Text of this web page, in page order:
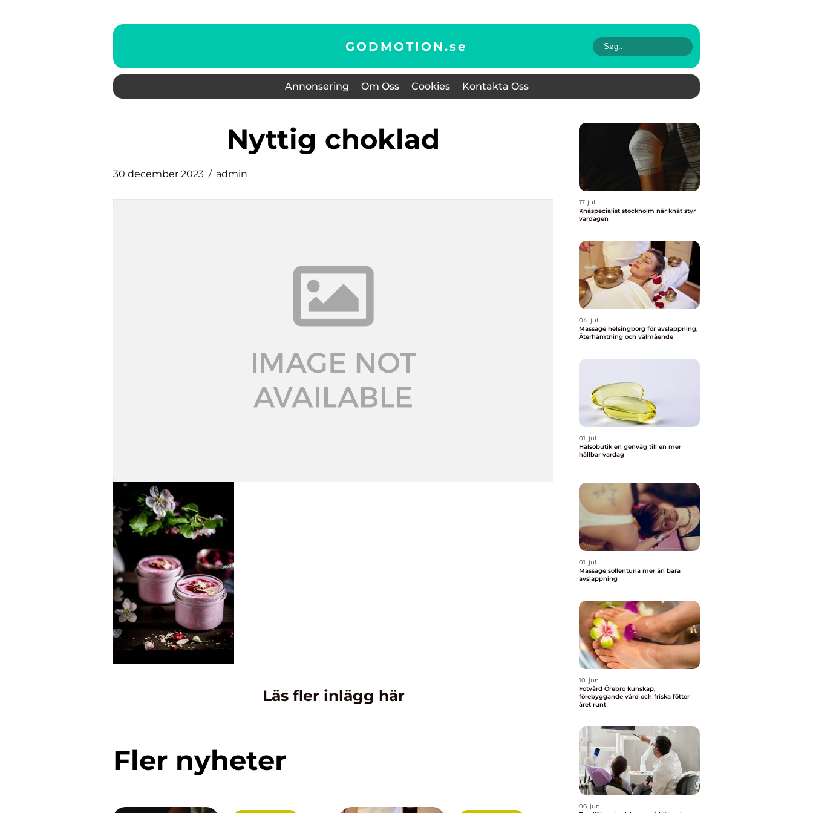
GODMOTION.se
Annonsering Om Oss Cookies Kontakta Oss
nyttig choklad
30 december 2023 admin
Läs fler inlägg här
Fler nyheter
17. jul
Knäspecialist stockholm när knät styr
vardagen
04. jul
Massage helsingborg för avslappning,
Återhämtning och välmående
01. jul
Hälsobutik en genväg till en mer
hållbar vardag
01. jul
Massage sollentuna mer än bara
avslappning
10. jun
Fotvård Örebro kunskap,
förebyggande vård och friska fötter
året runt
06. jun